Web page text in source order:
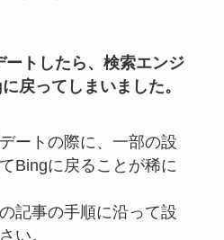
トしたら、検索エンジ
戻ってしまいました。
ートの際に、一部の設
Bingに戻ることが稀に
記事の手順に沿って設
い。